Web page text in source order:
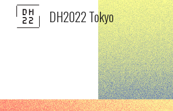
DH2022 Tokyo